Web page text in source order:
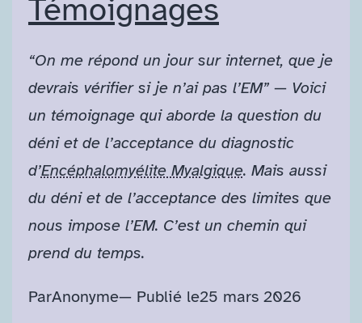
Témoignages
“On me répond un jour sur internet, que je
devrais vérifier si je n’ai pas l’EM”— Voici
un témoignage qui aborde la question du
déni et de l’acceptance du diagnostic
d’Encéphalomyélite Myalgique. Mais aussi
du déni et de l’acceptance des limites que
nous impose l’EM. C’est un chemin qui
prend du temps.
ParAnonyme— Publié le25 mars 2026